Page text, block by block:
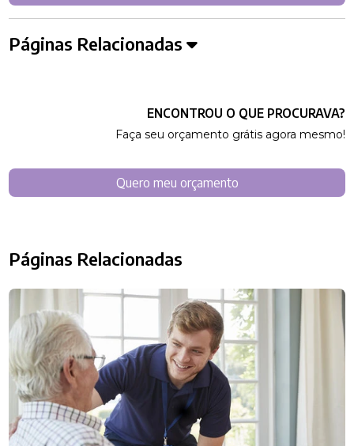
Páginas Relacionadas
ENCONTROU O QUE PROCURAVA?
Faça seu orçamento grátis agora mesmo!
Quero meu orçamento
Páginas Relacionadas